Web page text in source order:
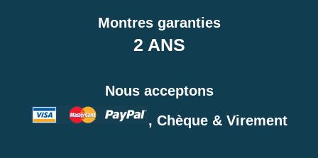
rouillé - Autosol
17,90 €
Montres garanties
2 ANS
Nous acceptons
, Chèque & Virement